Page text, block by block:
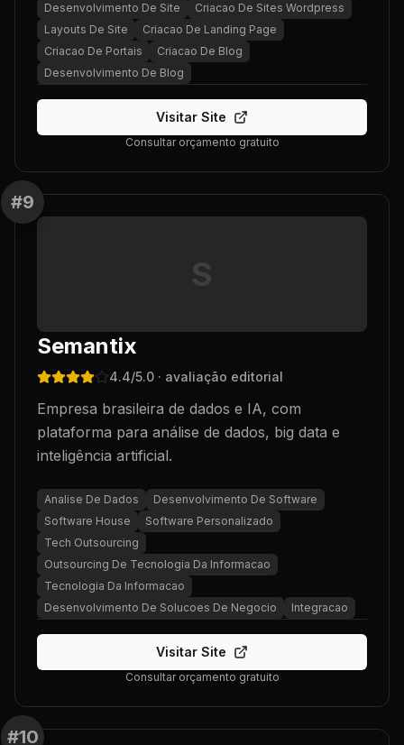
Desenvolvimento De Site
Criacao De Sites Wordpress
Layouts De Site
Criacao De Landing Page
Criacao De Portais
Criacao De Blog
Desenvolvimento De Blog
Visitar Site
Consultar orçamento gratuito
#9
S
Semantix
4.4/5.0 · avaliação editorial
Empresa brasileira de dados e IA, com
plataforma para análise de dados, big data e
inteligência artificial.
Analise De Dados
Desenvolvimento De Software
Software House
Software Personalizado
Tech Outsourcing
Outsourcing De Tecnologia Da Informacao
Tecnologia Da Informacao
Desenvolvimento De Solucoes De Negocio
Integracao
Visitar Site
Consultar orçamento gratuito
#10